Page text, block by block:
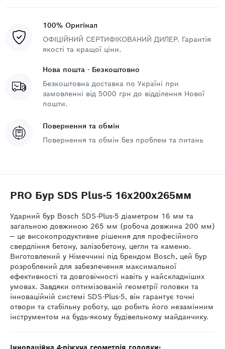
100% Оригінал
ОФІЦІЙНИЙ СЕРТИФІКОВАНИЙ ДИЛЕР. Гарантія
якості та кращої ціни.
Нова пошта - Безкоштовно
Безкоштовна доставка по Україні при
замовленні від 5000 грн до відділення Нової
пошти.
Повернення та обмін
Повернення та обмін без проблем та питань
PRO Бур SDS Plus-5 16x200x265мм
Ударний бур Bosch SDS-Plus-5 діаметром 16 мм та
загальною довжиною 265 мм (робоча довжина 200 мм)
— це високопродуктивне рішення для професійного
свердління бетону, залізобетону, цегли та каменю.
Виготовлений у Німеччині під брендом Bosch, цей бур
розроблений для забезпечення максимальної
ефективності та довговічності навіть у найскладніших
умовах. Завдяки оптимізованій геометрії головки та
інноваційній системі SDS-Plus-5, він гарантує точні
отвори та стабільну роботу, що робить його незамінним
інструментом на будь-якому будівельному майданчику.